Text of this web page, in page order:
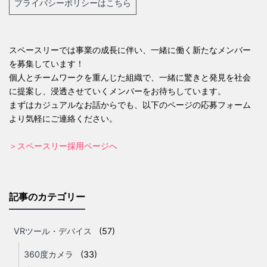
プライバシーポリシーはこちら
スペースリーでは事業の成長に伴い、一緒に働く新たなメンバー
を募集しています！
個人とチームワークを重んじた組織で、一緒に驚きと発見を社会
に提案し、浸透させていくメンバーをお待ちしています。
まずはカジュアルなお話からでも、以下のページの応募フォーム
より気軽にご連絡ください。
＞スペースリー採用ページへ
記事のカテゴリー
VRツール・デバイス (57)
360度カメラ (33)